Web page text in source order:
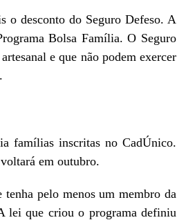
o desconto do Seguro Defeso. A
Bolsa Família. O Seguro
e que não podem exercer
famílias inscritas no CadÚnico.
em outubro.
pelo menos um membro da
lei que criou o programa definiu